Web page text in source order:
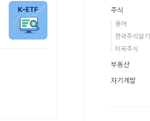
주식
용어
한국주식알기
미국주식
부동산
자기계발